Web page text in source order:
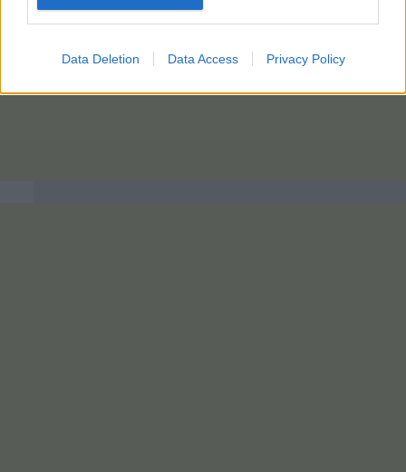
Data Deletion Data Access Privacy Policy